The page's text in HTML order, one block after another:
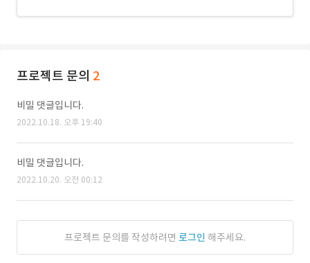
프로젝트 문의 2
비밀 댓글입니다.
2022.10.18. 오후 19:40
비밀 댓글입니다.
2022.10.20. 오전 00:12
프로젝트 문의를 작성하려면 로그인 해주세요.